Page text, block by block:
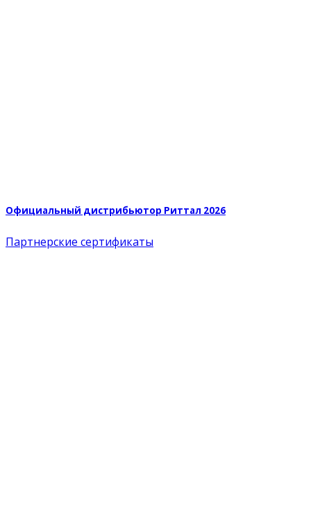
Официальный дистрибьютор Риттал 2026
Партнерские сертификаты